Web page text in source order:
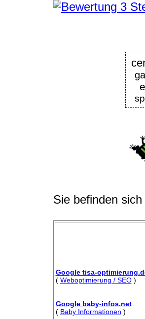
Sie befinden
Google tisa-
( Weboptimierung / SEO)
Google baby-infos.net
( Baby Informationen )